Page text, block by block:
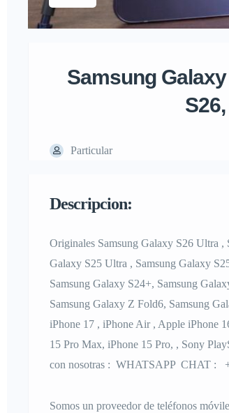
Samsung
Particular
Descripcion:
Originales Samsung Galaxy S26 Ultra ,
Galaxy S25 Ultra , Samsung Galaxy
Samsung Galaxy S24+, Samsung
Samsung Galaxy Z Fold6, Samsung
iPhone 17 , iPhone Air , Apple iPhone
15 Pro Max, iPhone 15 Pro, , Sony
con nosotras : WHATSAPP CHAT :
Somos un proveedor de teléfonos